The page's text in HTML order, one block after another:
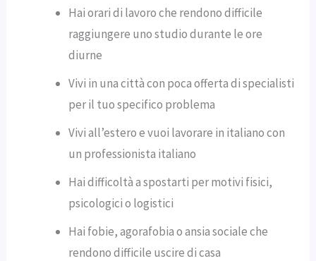
Hai orari di lavoro che rendono difficile
raggiungere uno studio durante le ore
diurne
Vivi in una città con poca offerta di specialisti
per il tuo specifico problema
Vivi all’estero e vuoi lavorare in italiano con
un professionista italiano
Hai difficoltà a spostarti per motivi fisici,
psicologici o logistici
Hai fobie, agorafobia o ansia sociale che
rendono difficile uscire di casa